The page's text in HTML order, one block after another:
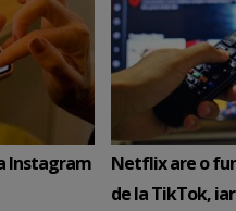
Instagram
Netflix are o
de la TikTok,